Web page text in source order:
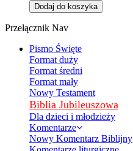
Dodaj do koszyka
Przełącznik Nav
Pismo Święte
Format duży
Format średni
Format mały
Nowy Testament
Biblia Jubileuszowa
Dla dzieci i młodzieży
Komentarze
Nowy Komentarz Biblijny